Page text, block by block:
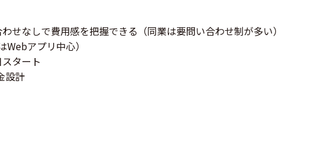
せなしで費用感を把握できる（同業は要問い合わせ制が多い）
アプリ中心）
タート
設計